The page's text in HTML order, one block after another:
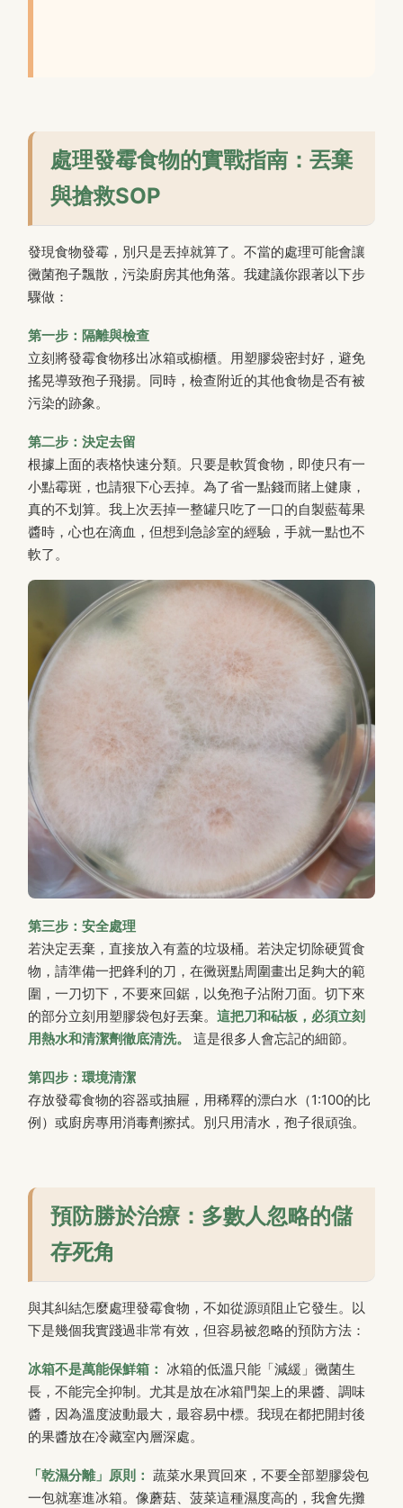
處理發霉食物的實戰指南：丟棄
與搶救SOP
發現食物發霉，別只是丟掉就算了。不當的處理可能會讓
黴菌孢子飄散，污染廚房其他角落。我建議你跟著以下步
驟做：
第一步：隔離與檢查
立刻將發霉食物移出冰箱或櫥櫃。用塑膠袋密封好，避免
搖晃導致孢子飛揚。同時，檢查附近的其他食物是否有被
污染的跡象。
第二步：決定去留
根據上面的表格快速分類。只要是軟質食物，即使只有一
小點霉斑，也請狠下心丟掉。為了省一點錢而賭上健康，
真的不划算。我上次丟掉一整罐只吃了一口的自製藍莓果
醬時，心也在滴血，但想到急診室的經驗，手就一點也不
軟了。
第三步：安全處理
若決定丟棄，直接放入有蓋的垃圾桶。若決定切除硬質食
物，請準備一把鋒利的刀，在黴斑點周圍畫出足夠大的範
圍，一刀切下，不要來回鋸，以免孢子沾附刀面。切下來
的部分立刻用塑膠袋包好丟棄。 這把刀和砧板，必須立刻
用熱水和清潔劑徹底清洗。
這是很多人會忘記的細節。
第四步：環境清潔
存放發霉食物的容器或抽屜，用稀釋的漂白水（1:100的比
例）或廚房專用消毒劑擦拭。別只用清水，孢子很頑強。
預防勝於治療：多數人忽略的儲
存死角
與其糾結怎麼處理發霉食物，不如從源頭阻止它發生。以
下是幾個我實踐過非常有效，但容易被忽略的預防方法：
冰箱不是萬能保鮮箱： 冰箱的低溫只能「減緩」黴菌生
長，不能完全抑制。尤其是放在冰箱門架上的果醬、調味
醬，因為溫度波動最大，最容易中標。我現在都把開封後
的果醬放在冷藏室內層深處。
「乾濕分離」原則： 蔬菜水果買回來，不要全部塑膠袋包
一包就塞進冰箱。像蘑菇、菠菜這種濕度高的，我會先攤